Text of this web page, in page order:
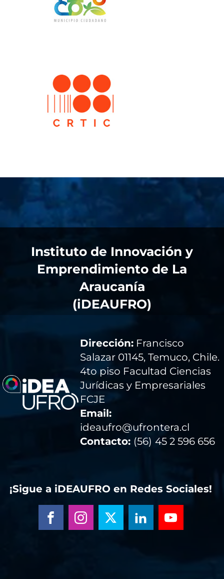
Instituto de Innovación y
Emprendimiento de La
Araucanía
(iDEAUFRO)
Dirección:Francisco
Salazar 01145, Temuco, Chile.
4to piso Facultad Ciencias
Jurídicas y Empresariales
FCJE
Email:
ideaufro@ufrontera.cl
Contacto: (56) 45 2 596 656
¡Sigue a iDEAUFRO en Redes Sociales!